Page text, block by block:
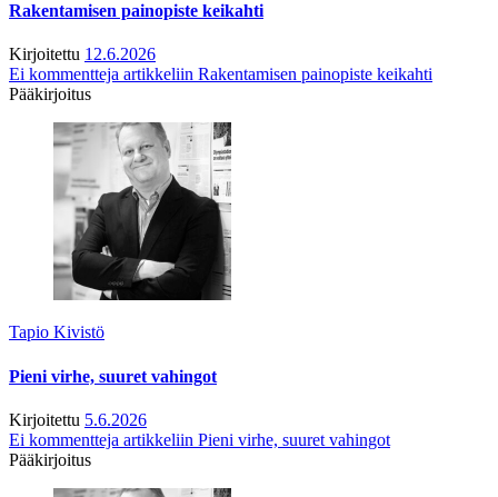
Rakentamisen painopiste keikahti
Kirjoitettu 12.6.2026
Ei kommentteja artikkeliin Rakentamisen painopiste keikahti
Pääkirjoitus
Tapio Kivistö
Pieni virhe, suuret vahingot
Kirjoitettu 5.6.2026
Ei kommentteja artikkeliin Pieni virhe, suuret vahingot
Pääkirjoitus